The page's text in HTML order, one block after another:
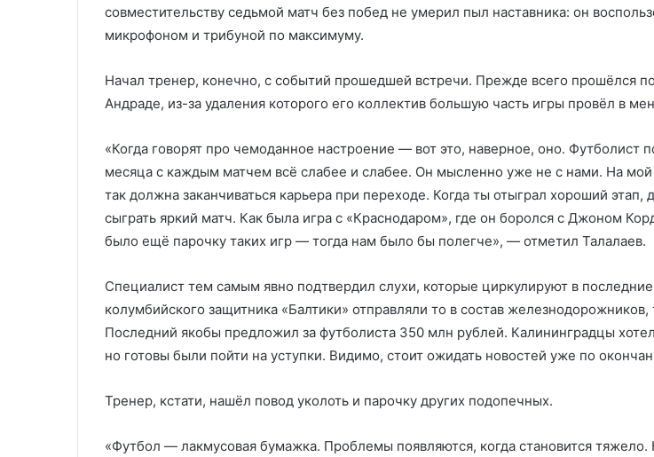
совместительству седьмой матч без побед не умерил пыл наставника: он
микрофоном и трибуной по максимуму.
Начал тренер, конечно, с событий прошедшей встречи. Прежде всего прошёлся
Андраде, из-за удаления которого его коллектив большую часть игры провёл в
«Когда говорят про чемоданное настроение — вот это, наверное, оно. Футболист
месяца с каждым матчем всё слабее и слабее. Он мысленно уже не с нами. На мой
так должна заканчиваться карьера при переходе. Когда ты отыграл хороший этап,
сыграть яркий матч. Как была игра с «Краснодаром», где он боролся с Джоном
было ещё парочку таких игр — тогда нам было бы полегче», — отметил Талалаев.
Специалист тем самым явно подтвердил слухи, которые циркулируют в
колумбийского защитника «Балтики» отправляли то в состав железнодорожников,
Последний якобы предложил за футболиста 350 млн рублей. Калининградцы
но готовы были пойти на уступки. Видимо, стоит ожидать новостей уже по
Тренер, кстати, нашёл повод уколоть и парочку других подопечных.
«Футбол — лакмусовая бумажка. Проблемы появляются, когда становится тяжело.